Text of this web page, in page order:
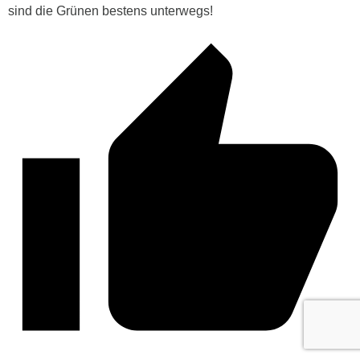
sind die Grünen bestens unterwegs!